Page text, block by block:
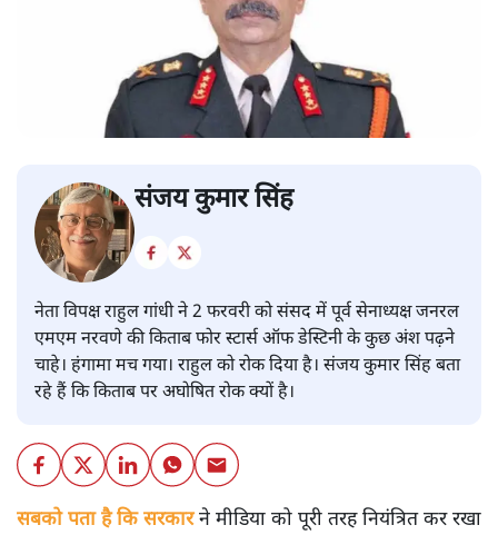
संजय कुमार सिंह
नेता विपक्ष राहुल गांधी ने 2 फरवरी को संसद में पूर्व सेनाध्यक्ष जनरल
एमएम नरवणे की किताब फोर स्टार्स ऑफ डेस्टिनी के कुछ अंश पढ़ने
चाहे। हंगामा मच गया। राहुल को रोक दिया है। संजय कुमार सिंह बता
रहे हैं कि किताब पर अघोषित रोक क्यों है।
सबको पता है कि सरकारने मीडिया को पूरी तरह नियंत्रित कर रखा